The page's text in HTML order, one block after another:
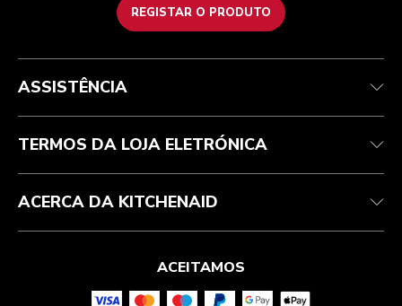
REGISTAR O PRODUTO
Health Check
Atendimento ao cliente
Acompanhar a sua encomenda
Garantia e documentos
Perguntas frequentes
Termos e condições
Envio e entrega
Devoluções e reembolsos
Marca
ODR
A marca
A nossa história
ASSISTÊNCIA
TERMOS DA LOJA ELETRÓNICA
ACERCA DA KITCHENAID
ACEITAMOS